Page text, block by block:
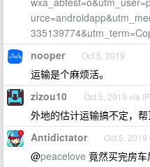
nooper Oct 5, 2019
运输是个麻烦活。
zizou10 Oct 5, 2019 via
外地的估计运输搞不定，帮
Antidictator Oct 5, 2019
@peacelove 竟然买完房